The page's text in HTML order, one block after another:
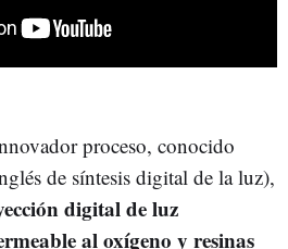
proceso, conocido
de síntesis digital de la luz),
digital de luz
al oxígeno y resinas